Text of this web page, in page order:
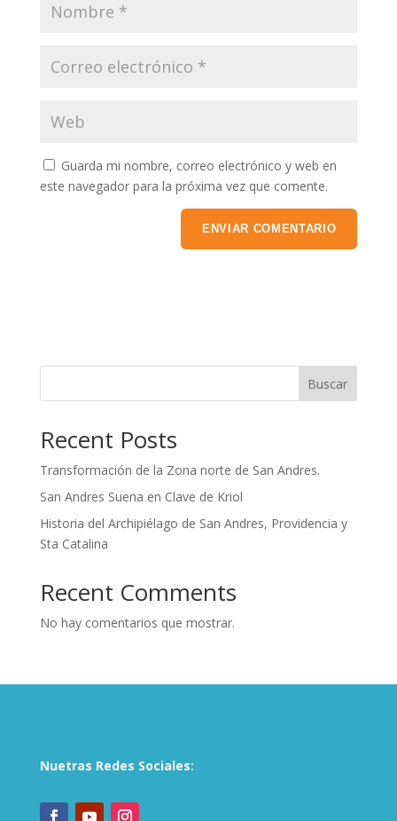
Guarda mi nombre, correo electrónico y web en
este navegador para la próxima vez que comente.
Buscar
Recent Posts
Transformación de la Zona norte de San Andres.
San Andres Suena en Clave de Kriol
Historia del Archipiélago de San Andres, Providencia y
Sta Catalina
Recent Comments
No hay comentarios que mostrar.
Nuetras Redes Sociales: